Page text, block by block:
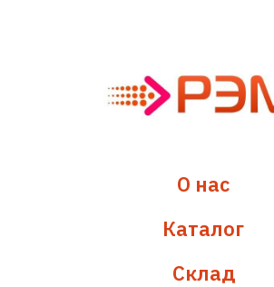
О нас
Каталог
Склад